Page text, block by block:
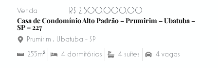
Venda
R$ 2.500.000,00
Casa de Condomínio Alto Padrão – Prumirim – Ubatuba –
SP – 227
Prumirim , Ubatuba - SP
255m²
4 dormitórios 4 suítes 4 vagas